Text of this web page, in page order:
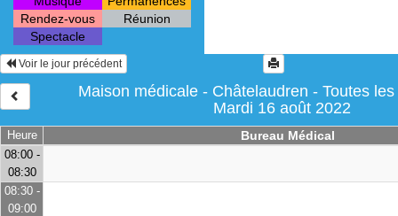
Rendez-vous
Réunion
Spectacle
Voir le jour précédent
Maison médicale - Châtelaudren - Toutes
Mardi 16 août 2022
Heure Bureau Médical
08:00 -
08:30
08:30 -
09:00